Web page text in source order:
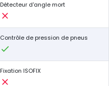
Détecteur d'angle mort
Contrôle de pression de pneus
Fixation ISOFIX